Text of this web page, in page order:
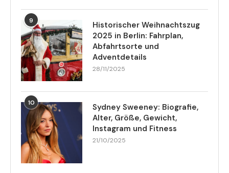
9
Historischer Weihnachtszug
2025 in Berlin: Fahrplan,
Abfahrtsorte und
Adventdetails
28/11/2025
10
Sydney Sweeney: Biografie,
Alter, Größe, Gewicht,
Instagram und Fitness
21/10/2025